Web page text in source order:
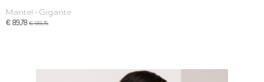
Mantel - Gigante
€ 89,78 € 99,75